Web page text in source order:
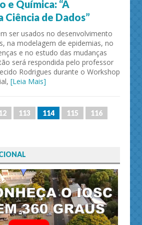
e Química: “A
Ciência de Dados”
ser usados no desenvolvimento
na modelagem de epidemias, no
e no estudo das mudanças
será respondida pelo professor
Rodrigues durante o Workshop
[Leia Mais]
113 114 115
116